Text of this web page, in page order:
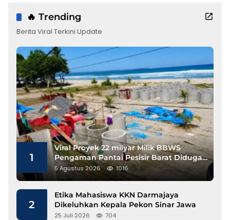
🔥 Trending
Berita Viral Terkini Update
1
Viral Proyek 22 milyar Milik BBWS
Pengaman Pantai Pesisir Barat Diduga
Gunakan Besi Banci
5 Agustus 2026 1016
2
Etika Mahasiswa KKN Darmajaya
Dikeluhkan Kepala Pekon Sinar Jawa
25 Juli 2026 704